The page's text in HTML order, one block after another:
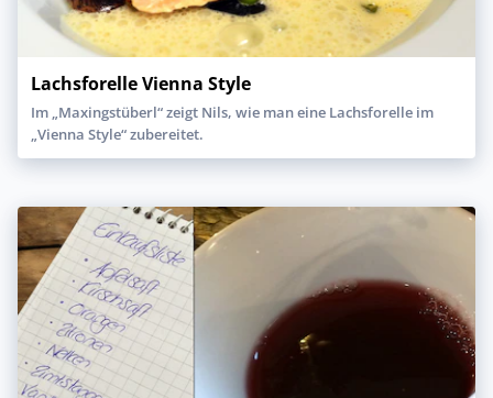
Lachsforelle Vienna Style
Im „Maxingstüberl“ zeigt Nils, wie man eine Lachsforelle im
„Vienna Style“ zubereitet.